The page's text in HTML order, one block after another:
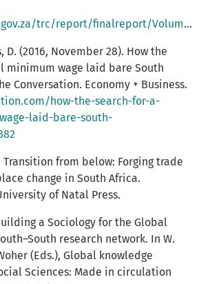
trc/report/finalreport/Volume%204.pdf
D. (2016, November 28). How the
minimum wage laid bare South
Conversation. Economy + Business.
how-the-search-for-a-
laid-bare-south-
Transition from below: Forging trade
change in South Africa.
of Natal Press.
a Sociology for the Global
research network. In W.
(Eds.), Global knowledge
Sciences: Made in circulation